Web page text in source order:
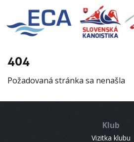
404
Požadovaná stránka sa nenašla
Klub
Vizitka klubu
EURO 19
INFO
RESULTS
CONTACT